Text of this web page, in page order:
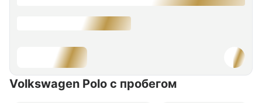
Volkswagen Polo с пробегом